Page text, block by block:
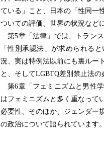
ている」こと、日本の「性同一
ついての評価、世界の状況など
第5章「法律」では、トラン
「性別承認法」が求められる
況、実は特例法以前にも裏ルー
と、そしてLGBTQ差別禁止法の
第6章「フェミニズムと男性
はフェミニズムと多く重なって
必要性、そのほか、ジェンダー
の政治について語られています。